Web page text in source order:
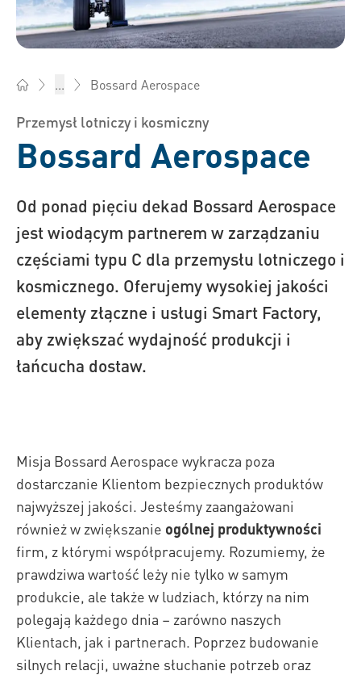
... Bossard Aerospace
Przemysł lotniczy i kosmiczny
Bossard Aerospace
Od ponad pięciu dekad Bossard Aerospace
jest wiodącym partnerem w zarządzaniu
częściami typu C dla przemysłu lotniczego i
kosmicznego. Oferujemy wysokiej jakości
elementy złączne i usługi Smart Factory,
aby zwiększać wydajność produkcji i
łańcucha dostaw.
Misja Bossard Aerospace wykracza poza
dostarczanie Klientom bezpiecznych produktów
najwyższej jakości. Jesteśmy zaangażowani
również w zwiększanie ogólnej produktywności
firm, z którymi współpracujemy. Rozumiemy, że
prawdziwa wartość leży nie tylko w samym
produkcie, ale także w ludziach, którzy na nim
polegają każdego dnia – zarówno naszych
Klientach, jak i partnerach. Poprzez budowanie
silnych relacji, uważne słuchanie potrzeb oraz